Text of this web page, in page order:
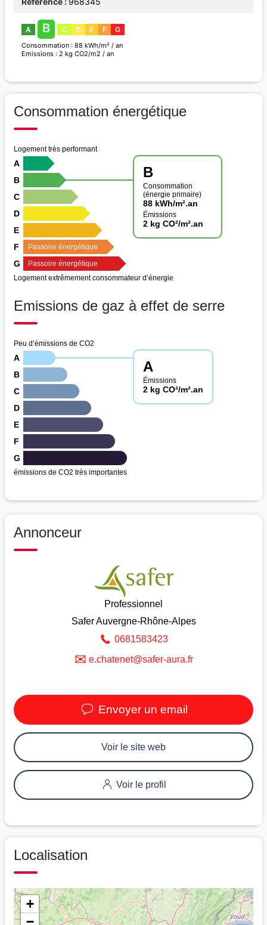
A B C D E F G
Consommation : 88 kWh/m² / an
Emissions : 2 kg CO2/m2 / an
Consommation énergétique
Logement très performant
B
Consommation
(énergie primaire)
88 kWh/m².an
Émissions
2 kg CO²/m².an
A
B
C
D
E
F
Passoire énergétique
G
Passoire énergétique
Logement extrêmement consommateur d’énergie
Emissions de gaz à effet de serre
Peu d’émissions de CO2
A
Émissions
2 kg CO²/m².an
A
B
C
D
E
F
G
émissions de CO2 très importantes
Annonceur
Professionnel
Safer Auvergne-Rhône-Alpes
0681583423
✉ e.chatenet@safer-aura.fr
Envoyer un email
Voir le site web
Voir le profil
Localisation
+
−